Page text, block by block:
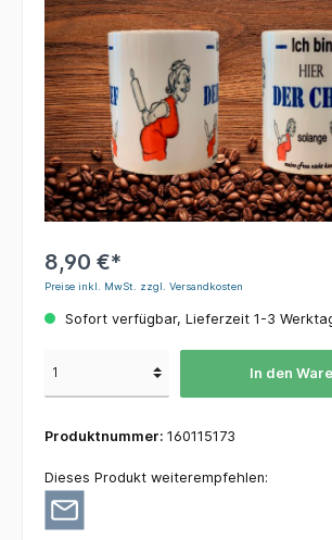
8,90 €*
Preise inkl. MwSt. zzgl. Versandkosten
Sofort verfügbar, Lieferzeit 1-3
In den
Produktnummer: 160115173
Dieses Produkt weiterempfehlen: